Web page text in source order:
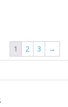
1 2 3 →